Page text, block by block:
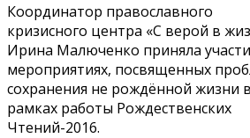
Координатор православного
кризисного центра «С верой в
Ирина Малюченко приняла
мероприятиях, посвященных
сохранения не рождённой жизни в
рамках работы Рождественских
Чтений-2016.